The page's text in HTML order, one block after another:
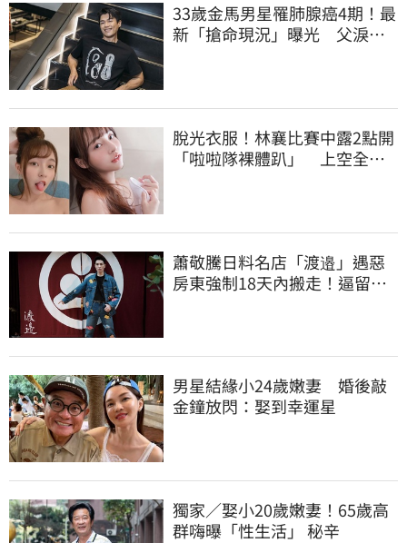
33歲金馬男星罹肺腺癌4期！最
新「搶命現況」曝光 父淚
脫光衣服！林襄比賽中露2點開
「啦啦隊裸體趴」 上空全裸
蕭敬騰日料名店「渡邉」遇惡
房東強制18天內搬走！逼留裝
男星結緣小24歲嫩妻 婚後敲
金鐘放閃：娶到幸運星
獨家／娶小20歲嫩妻！65歲高
群嗨曝「性生活」 秘辛